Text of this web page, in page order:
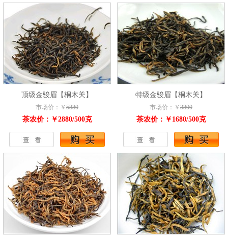
顶级金骏眉【桐木关】
市场价：￥ 5880
茶农价：￥2880/500克
特级金骏眉【桐木关】
市场价：￥ 3800
茶农价：￥1680/500克